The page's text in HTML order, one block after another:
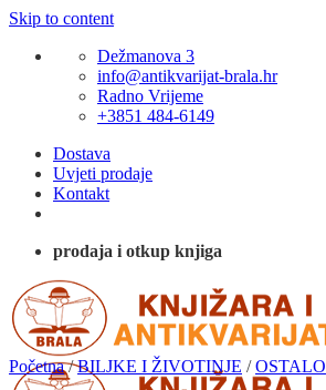
Skip to content
Dežmanova 3
info@antikvarijat-brala.hr
Radno Vrijeme
+3851 484-6149
Dostava
Uvjeti prodaje
Kontakt
prodaja i otkup knjiga
Početna / BILJKE I ŽIVOTINJE / OSTALO